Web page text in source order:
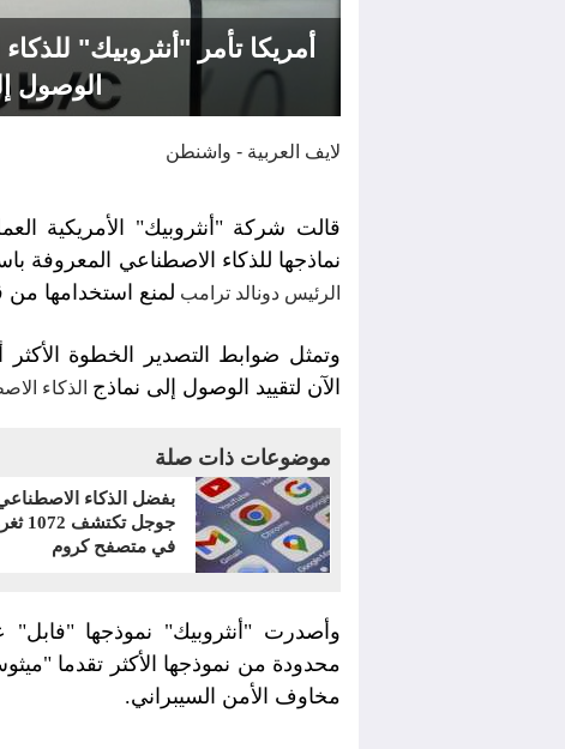
أمريكا تأمر "أنثروبيك"
الوصول
لايف العربية - واشنطن
قالت شركة "أنثروبيك" الأمريكية
نماذجها للذكاء الاصطناعي المعروفة باسم "فابل 5"
الرئيس دونالد ترامب لمنع استخدامها من
وتمثل ضوابط التصدير الخطوة الأكثر
الآن لتقييد الوصول إلى نماذج الذكاء
موضوعات ذات صلة
بفضل الذكاء
جوجل تكتشف
في متصفح كروم
وأصدرت "أنثروبيك" نموذجها
محدودة من نموذجها الأكثر تقدما
مخاوف الأمن السيبراني.